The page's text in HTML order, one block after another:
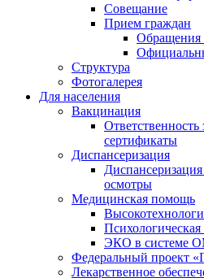
Совещание
Прием граждан
Обращения
Структура
Фотогалерея
Для населения
Вакцинация
Ответственность
сертификаты
Диспансеризация
осмотры
Медицинская помощь
ЭКО в системе
Федеральный проект
Лекарственное